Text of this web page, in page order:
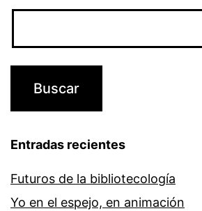
Entradas recientes
Futuros de la bibliotecología
Yo en el espejo, en animación